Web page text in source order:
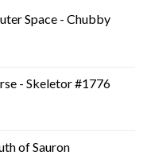
Space - Chubby
- Skeletor #1776
of Sauron